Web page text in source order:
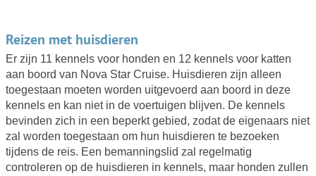
Reizen met huisdieren
Er zijn 11 kennels voor honden en 12 kennels voor katten
aan boord van Nova Star Cruise. Huisdieren zijn alleen
toegestaan moeten worden uitgevoerd aan boord in deze
kennels en kan niet in de voertuigen blijven. De kennels
bevinden zich in een beperkt gebied, zodat de eigenaars niet
zal worden toegestaan om hun huisdieren te bezoeken
tijdens de reis. Een bemanningslid zal regelmatig
controleren op de huisdieren in kennels, maar honden zullen